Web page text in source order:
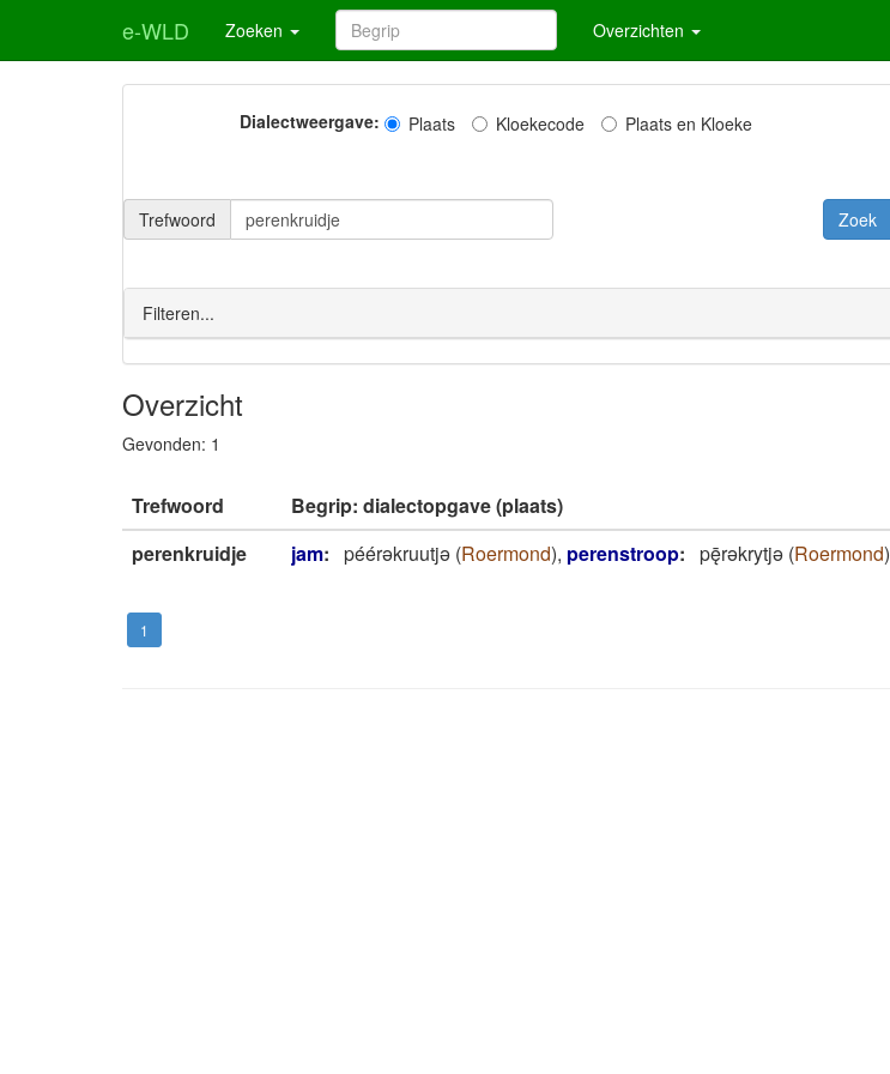
e-WLD Zoeken Overzichten
Dialectweergave: Plaats Kloekecode Plaats en Kloeke
Trefwoord
Filteren...
Overzicht
Gevonden: 1
Trefwoord Begrip: dialectopgave (plaats)
perenkruidje
jam: péérəkruutjə (Roermond), perenstroop: pę̄rǝkrytjǝ (Roermond)
1